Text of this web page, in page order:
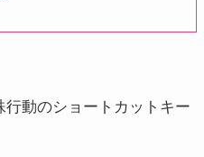
動のショートカットキー